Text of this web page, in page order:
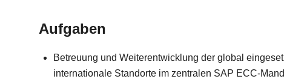
Aufgaben
Betreuung und Weiterentwicklung der global
internationale Standorte im zentralen SAP ECC-